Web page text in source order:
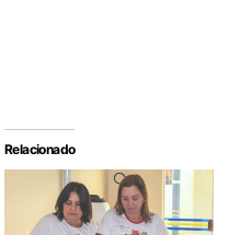
Relacionado